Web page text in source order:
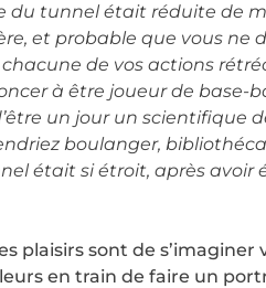
du tunnel était réduite de
et probable que vous ne
de vos actions
à être joueur de base-
un jour un scientifique
boulanger,
était si étroit, après
plaisirs sont de
en train de faire un